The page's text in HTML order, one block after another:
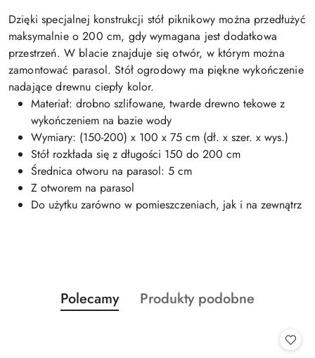
Dzięki specjalnej konstrukcji stół piknikowy można przedłużyć
maksymalnie o 200 cm, gdy wymagana jest dodatkowa
przestrzeń. W blacie znajduje się otwór, w którym można
zamontować parasol. Stół ogrodowy ma piękne wykończenie
nadające drewnu ciepły kolor.
Materiał: drobno szlifowane, twarde drewno tekowe z
wykończeniem na bazie wody
Wymiary: (150-200) x 100 x 75 cm (dł. x szer. x wys.)
Stół rozkłada się z długości 150 do 200 cm
Średnica otworu na parasol: 5 cm
Z otworem na parasol
Do użytku zarówno w pomieszczeniach, jak i na zewnątrz
Pomiń karuzelę produktów
Produkty
o
Polecamy
Produkty
Produkty podobne